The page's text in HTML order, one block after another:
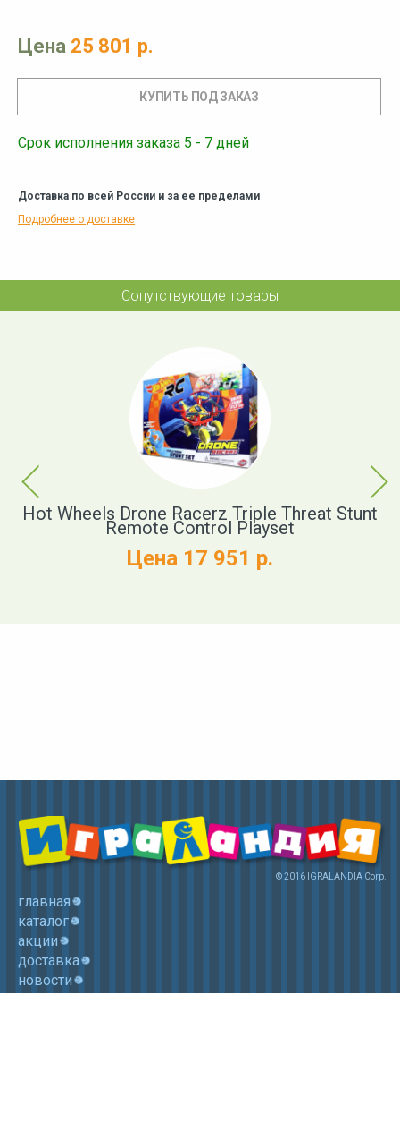
Цена 25 801 р.
Срок исполнения заказа 5 - 7 дней
Доставка по всей России и за ее пределами
Подробнее о доставке
Сопутствующие товары
Previous
Hot Wheels Drone Racerz Triple Threat Stunt
Remote Control Playset
Цена 17 951 р.
Next
© 2016 IGRALANDIA Corp.
главная
каталог
акции
доставка
новости